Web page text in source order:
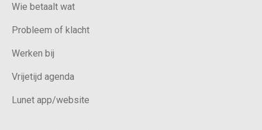
Wie betaalt wat
Probleem of klacht
Werken bij
Vrijetijd agenda
Lunet app/website